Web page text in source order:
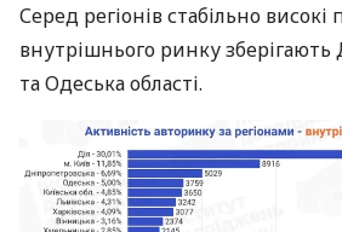
Серед регіонів стабільно високі
внутрішнього ринку
та Одеська області.